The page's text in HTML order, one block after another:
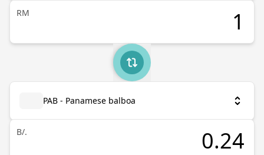
RM
PAB - Panamese balboa
B/.